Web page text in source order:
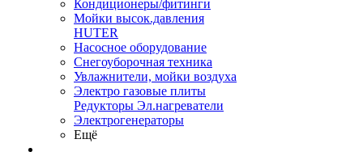
Кондиционеры/фитинги
Мойки высок.давления
HUTER
Насосное оборудование
Снегоуборочная техника
Увлажнители, мойки воздуха
Электро газовые плиты
Редукторы Эл.нагреватели
Электрогенераторы
Ещё